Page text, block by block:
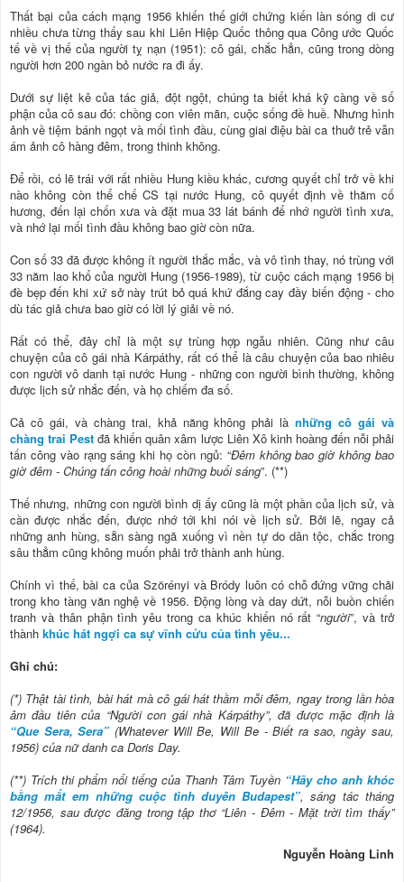
Thất bại của cách mạng 1956 khiến thế giới chứng kiến làn sóng di cư
nhiều chưa từng thấy sau khi Liên Hiệp Quốc thông qua Công ước Quốc
tế về vị thế của người tỵ nạn (1951): cô gái, chắc hẳn, cũng trong dòng
người hơn 200 ngàn bỏ nước ra đi ấy.
Dưới sự liệt kê của tác giả, đột ngột, chúng ta biết khá kỹ càng về số
phận của cô sau đó: chồng con viên mãn, cuộc sống đề huề. Nhưng hình
ảnh về tiệm bánh ngọt và mối tình đầu, cùng giai điệu bài ca thuở trẻ vẫn
ám ảnh cô hàng đêm, trong thinh không.
Để rồi, có lẽ trái với rất nhiều Hung kiều khác, cương quyết chỉ trở về khi
nào không còn thể chế CS tại nước Hung, cô quyết định về thăm cố
hương, đến lại chốn xưa và đặt mua 33 lát bánh để nhớ người tình xưa,
và nhớ lại mối tình đầu không bao giờ còn nữa.
Con số 33 đã được không ít người thắc mắc, và vô tình thay, nó trùng với
33 năm lao khổ của người Hung (1956-1989), từ cuộc cách mạng 1956 bị
đè bẹp đến khi xứ sở này trút bỏ quá khứ đắng cay đầy biến động - cho
dù tác giả chưa bao giờ có lời lý giải về nó.
Rất có thể, đây chỉ là một sự trùng hợp ngẫu nhiên. Cũng như câu
chuyện của cô gái nhà Kárpáthy, rất có thể là câu chuyện của bao nhiêu
con người vô danh tại nước Hung - những con người bình thường, không
được lịch sử nhắc đến, và họ chiếm đa số.
Cả cô gái, và chàng trai, khả năng không phải lànhững cô gái và
chàng trai Pest đã khiến quân xâm lược Liên Xô kinh hoàng đến nỗi phải
tấn công vào rạng sáng khi họ còn ngủ: “Đêm không bao giờ không bao
giờ đêm - Chúng tấn công hoài những buổi sáng”. (**)
Thế nhưng, những con người bình dị ấy cũng là một phần của lịch sử, và
cần được nhắc đến, được nhớ tới khi nói về lịch sử. Bởi lẽ, ngay cả
những anh hùng, sẵn sàng ngã xuống vì nền tự do dân tộc, chắc trong
sâu thẳm cũng không muốn phải trở thành anh hùng.
Chính vì thế, bài ca của Szörényi và Bródy luôn có chỗ đứng vững chãi
trong kho tàng văn nghệ về 1956. Động lòng và day dứt, nỗi buồn chiến
tranh và thân phận tình yêu trong ca khúc khiến nó rất “người”, và trở
thành khúc hát ngợi ca sự vĩnh cửu của tình yêu...
Ghi chú:
(*) Thật tài tình, bài hát mà cô gái hát thầm mỗi đêm, ngay trong lần hòa
âm đầu tiên của “Người con gái nhà Kárpáthy”, đã được mặc định là
“Que Sera, Sera” (Whatever Will Be, Will Be - Biết ra sao, ngày sau,
1956) của nữ danh ca Doris Day.
(**) Trích thi phẩm nổi tiếng của Thanh Tâm Tuyền “Hãy cho anh khóc
bằng mắt em những cuộc tình duyên Budapest”, sáng tác tháng
12/1956, sau được đăng trong tập thơ “Liên - Đêm - Mặt trời tìm thấy”
(1964).
Nguyễn Hoàng Linh